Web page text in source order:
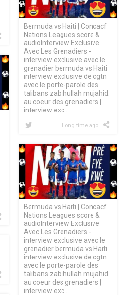
Bermuda vs Haiti | Concacf
Nations Leagues score &
audioInterview Exclusive
Avec Les Grenadiers -
interview exclusive avec le
grenadier bermuda vs Haiti
interview exclusive de cgtn
avec le porte-parole des
talibans zabihullah mujahid.
au coeur des grenadiers |
interview exc…
Long time ago
Bermuda vs Haiti | Concacf
Nations Leagues score &
audioInterview Exclusive
Avec Les Grenadiers -
interview exclusive avec le
grenadier bermuda vs Haiti
interview exclusive de cgtn
avec le porte-parole des
talibans zabihullah mujahid.
au coeur des grenadiers |
interview exc…